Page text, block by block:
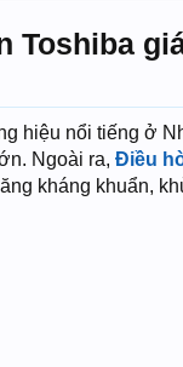
Toshiba
hiệu nổi tiếng ở
Ngoài ra, Điều
kháng khuẩn,